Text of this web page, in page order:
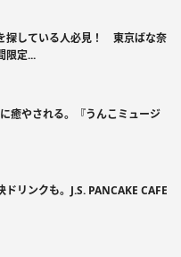
探している人必見！ 東京ばな奈
限定...
癒やされる。『うんこミュージ
リンクも。J.S. PANCAKE CAFE